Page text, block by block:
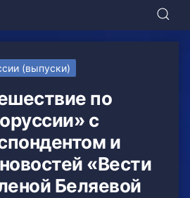
(выпуски)
по
с
и
«Вести
Беляевой